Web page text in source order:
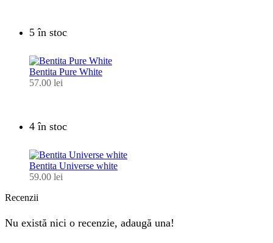
5 în stoc
Bentita Pure White
57.00 lei
4 în stoc
Bentita Universe white
59.00 lei
Recenzii
Nu există nici o recenzie, adaugă una!